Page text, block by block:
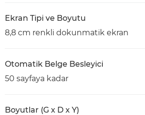
Ekran Tipi ve Boyutu
8,8 cm renkli dokunmatik ekran
Otomatik Belge Besleyici
50 sayfaya kadar
Boyutlar (G x D x Y)